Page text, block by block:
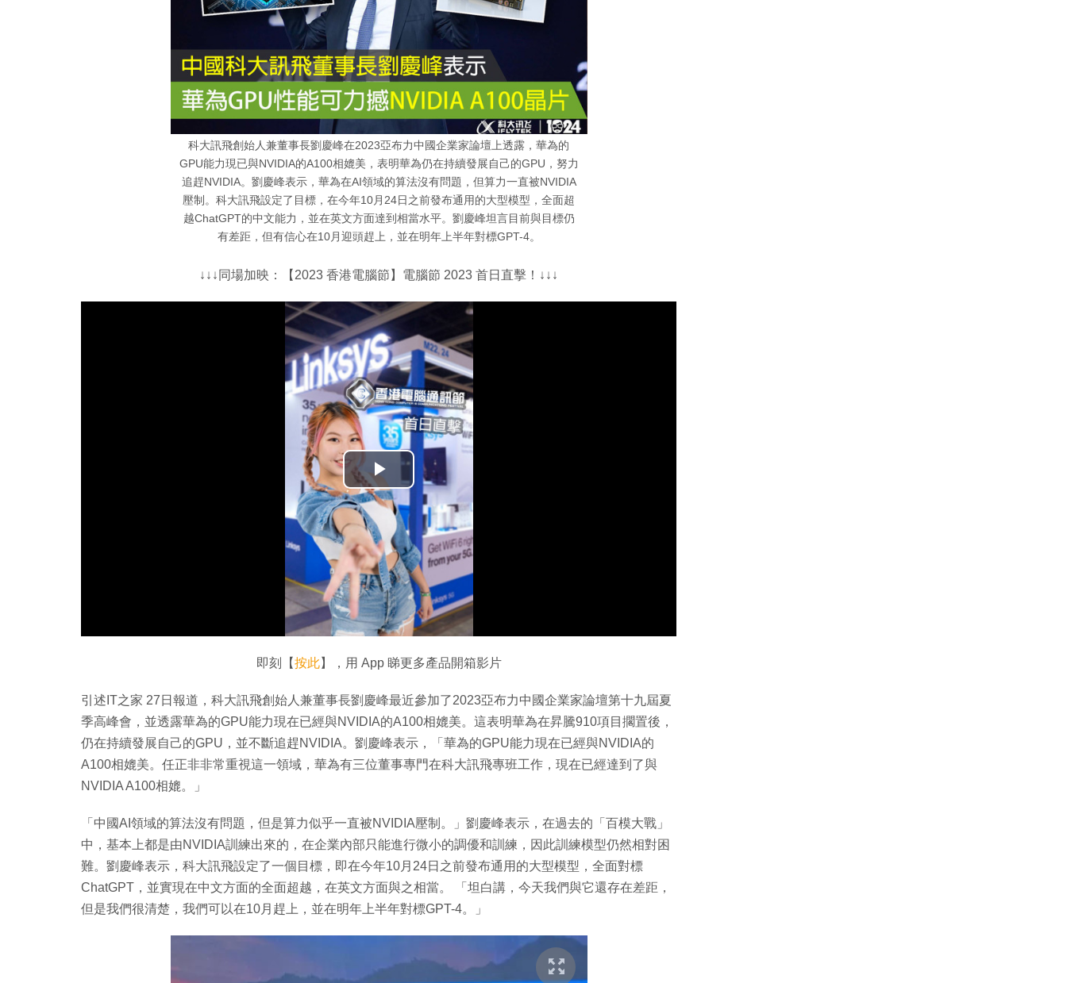
科大訊飛創始人兼董事長劉慶峰在2023亞布力中國企業家論壇上透露，華為的
GPU能力現已與NVIDIA的A100相媲美，表明華為仍在持續發展自己的GPU，努力
追趕NVIDIA。劉慶峰表示，華為在AI領域的算法沒有問題，但算力一直被NVIDIA
壓制。科大訊飛設定了目標，在今年10月24日之前發布通用的大型模型，全面超
越ChatGPT的中文能力，並在英文方面達到相當水平。劉慶峰坦言目前與目標仍
有差距，但有信心在10月迎頭趕上，並在明年上半年對標GPT-4。
↓↓↓同場加映：【2023 香港電腦節】電腦節 2023 首日直擊！↓↓↓
播
放
影
片
即刻【按此】，用 App 睇更多產品開箱影片
引述IT之家 27日報道，科大訊飛創始人兼董事長劉慶峰最近參加了2023亞布力中國企業家論壇第十九屆夏
季高峰會，並透露華為的GPU能力現在已經與NVIDIA的A100相媲美。這表明華為在昇騰910項目擱置後，
仍在持續發展自己的GPU，並不斷追趕NVIDIA。劉慶峰表示，「華為的GPU能力現在已經與NVIDIA的
A100相媲美。任正非非常重視這一領域，華為有三位董事專門在科大訊飛專班工作，現在已經達到了與
NVIDIA A100相媲。」
「中國AI領域的算法沒有問題，但是算力似乎一直被NVIDIA壓制。」劉慶峰表示，在過去的「百模大戰」
中，基本上都是由NVIDIA訓練出來的，在企業內部只能進行微小的調優和訓練，因此訓練模型仍然相對困
難。劉慶峰表示，科大訊飛設定了一個目標，即在今年10月24日之前發布通用的大型模型，全面對標
ChatGPT，並實現在中文方面的全面超越，在英文方面與之相當。 「坦白講，今天我們與它還存在差距，
但是我們很清楚，我們可以在10月趕上，並在明年上半年對標GPT-4。」